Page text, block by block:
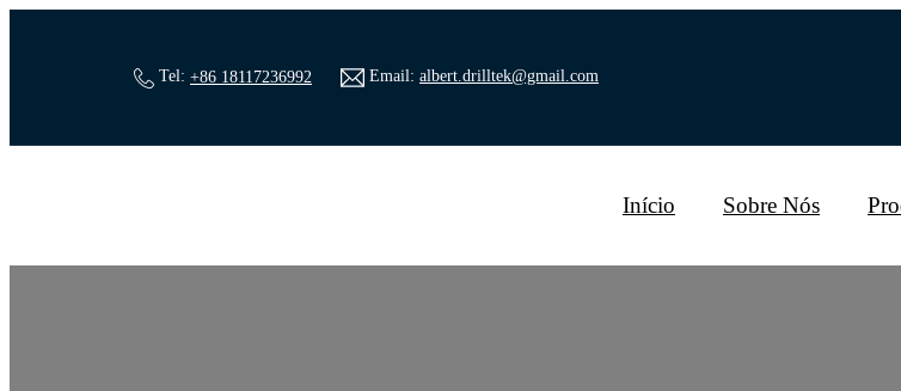
Tel: +86 18117236992 Email: albert.drilltek@gmail.com
Início Sobre Nós